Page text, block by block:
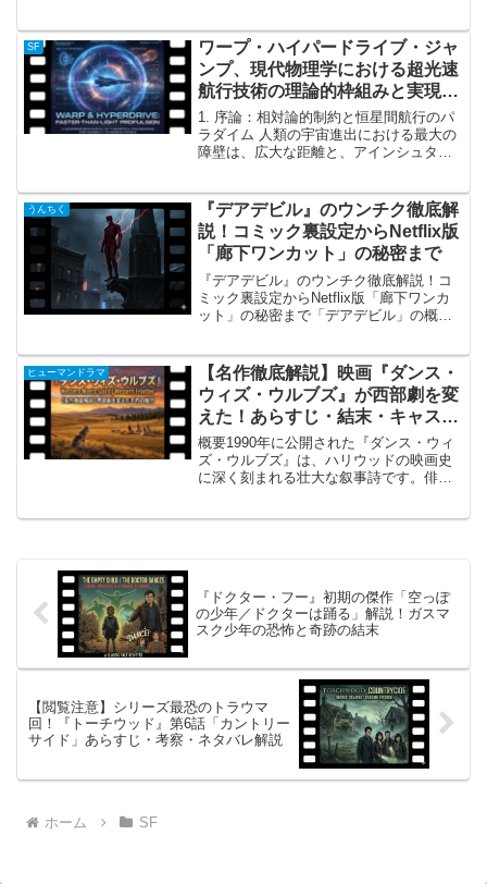
二次世界大戦...
SF
ワープ・ハイパードライブ・ジャ
ンプ、現代物理学における超光速
航行技術の理論的枠組みと実現可
能性に関する包括的調査報告書
1. 序論：相対論的制約と恒星間航行のパ
ラダイム 人類の宇宙進出における最大の
障壁は、広大な距離と、アインシュタイ
c）」の存在である。現代...
うんちく
『デアデビル』のウンチク徹底解
説！コミック裏設定からNetflix版
「廊下ワンカット」の秘密まで
『デアデビル』のウンチク徹底解説！コ
ミック裏設定からNetflix版「廊下ワンカ
ット」の秘密まで「デアデビル」の概要
の正体は、昼は盲目の弁護士として弱者
を助け、夜は...
ヒューマンドラマ
【名作徹底解説】映画『ダンス・
ウィズ・ウルブズ』が西部劇を変
えた！あらすじ・結末・キャスト
から読み解く不朽の魅力
概要1990年に公開された『ダンス・ウィ
ズ・ウルブズ』は、ハリウッドの映画史
に深く刻まれる壮大な叙事詩です。俳優
『ドクター・フー』初期の傑作「空っぽ
の少年／ドクターは踊る」解説！ガスマ
スク少年の恐怖と奇跡の結末
【閲覧注意】シリーズ最恐のトラウマ
回！『トーチウッド』第6話「カントリー
サイド」あらすじ・考察・ネタバレ解説
ホーム SF